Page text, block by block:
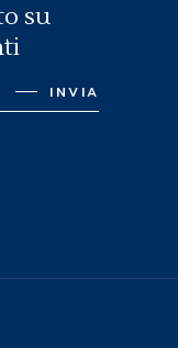
su
INVIA